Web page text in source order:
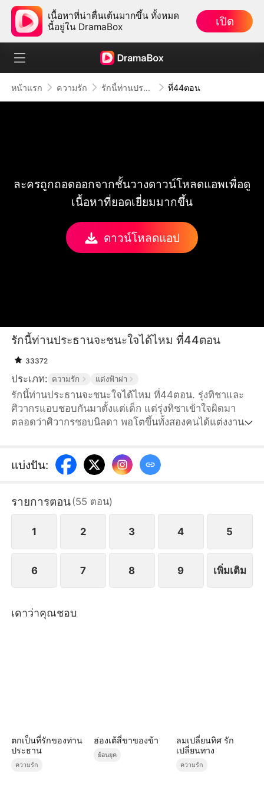
เนื้อหาที่น่าตื่นเต้นมากขึ้น ทั้งหมด
นี้อยู่ใน DramaBox
เปิด
หน้าแรก ความรัก รักนี้ท่านประธานจะชนะใจได้ไหม ที่44ตอน
ละครถูกถอดออกจากชั้นวางดาวน์โหลดแอพเพื่อดู
เนื้อหาที่ยอดเยี่ยมมากขึ้น
ดาวน์โหลดแอป
รักนี้ท่านประธานจะชนะใจได้ไหม ที่44ตอน
33372
ประเภท: ความรัก แต่งฟ้าผ่า
รักนี้ท่านประธานจะชนะใจได้ไหม ที่44ตอน. รุ่งทิชาและ
ศิวากรแอบชอบกันมาตั้งแต่เด็ก แต่รุ่งทิชาเข้าใจผิดมา
ตลอดว่าศิวากรชอบนิลดา พอโตขึ้นทั้งสองคนได้แต่งงาน
อื่นๆกลั่นแกล้ง โชคดีที่ศิวากรมักจะปรากฏตัวมาปกป้องรุ่ง
ทิชาได้ทันพอดี สุดท้ายความจริงก็ถูกเปิดเผย ทั้งสองคนได้
แบ่งปัน:
รายการตอน(55 ตอน)
1 2 3 4 5
6 7 8 9 เพิ่มเติม
เดาว่าคุณชอบ
ตกเป็นที่รักของท่าน
ประธาน
ความรัก
ฮ่องเต้สี่ขาของข้า
ย้อนยุค
ลมเปลี่ยนทิศ รัก
เปลี่ยนทาง
ความรัก